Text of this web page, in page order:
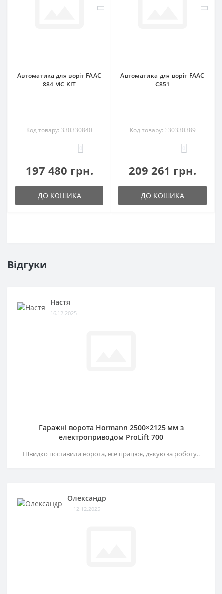
Автоматика для воріт FAAC
884 MC KIT
Код товару: 330330840
197 480 грн.
ДО КОШИКА
Автоматика для воріт FAAC
C851
Код товару: 330330389
209 261 грн.
ДО КОШИКА
Відгуки
Настя
16.12.2025
Гаражні ворота Hormann 2500×2125 мм з
електроприводом ProLift 700
Швидко поставили ворота, все працює, дякую за роботу..
Олександр
12.12.2025